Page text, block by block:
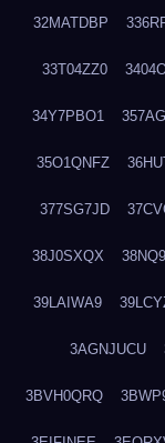
32MATDBP
33T04ZZ0
34Y7PBO1
35O1QNFZ
377SG7JD
38J0SXQX
39LAIWA9
3AGNJUCU
3BVH0QRQ